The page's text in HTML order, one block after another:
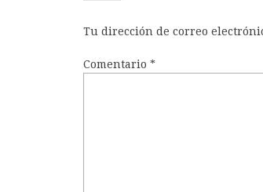
Tu dirección de correo
Comentario *